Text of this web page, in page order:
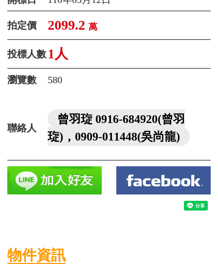
拍定價 2099.2 萬
投標人數 1人
瀏覽數 580
聯絡人
曾羽琁 0916-684920(曾羽
琁)，0909-011448(吳尚龍)
物件資訊